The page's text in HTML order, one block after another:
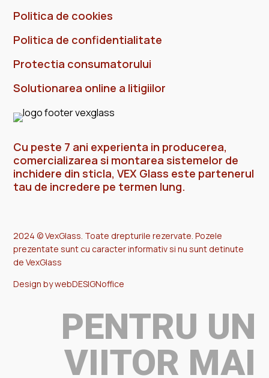
Politica de cookies
Politica de confidentialitate
Protectia consumatorului
Solutionarea online a litigiilor
Cu peste 7 ani experienta in producerea,
comercializarea si montarea sistemelor de
inchidere din sticla, VEX Glass este partenerul
tau de incredere pe termen lung.
2024 © VexGlass. Toate drepturile rezervate. Pozele
prezentate sunt cu caracter informativ si nu sunt detinute
de VexGlass
Design by webDESIGNoffice
PENTRU UN
VIITOR MAI